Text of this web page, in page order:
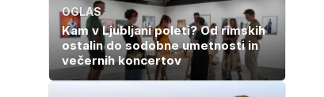
OGLAS
Kam v Ljubljani poleti? Od rimskih
ostalin do sodobne umetnosti in
večernih koncertov